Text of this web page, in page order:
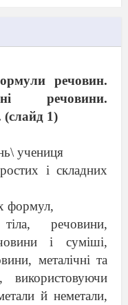
речовин.
речовини.
(слайд 1)
учениця
і складних
формул,
речовини,
і суміші,
металічні та
використовуючи
й неметали,